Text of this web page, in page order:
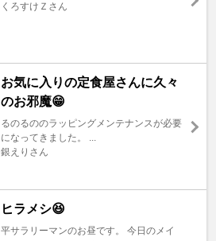
くろすけＺさん
お気に入りの定食屋さんに久々
のお邪魔😁
るのるののラッピングメンテナンスが必要
になってきました。 ...
銀えりさん
ヒラメシ😆
平サラリーマンのお昼です。 今日のメイ